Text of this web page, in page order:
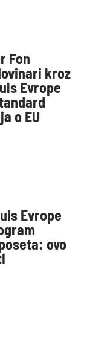
Fon
kroz
Evrope
o EU
Evrope
ovo